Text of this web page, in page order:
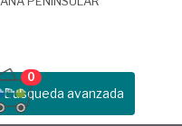
Busqueda avanzada
0